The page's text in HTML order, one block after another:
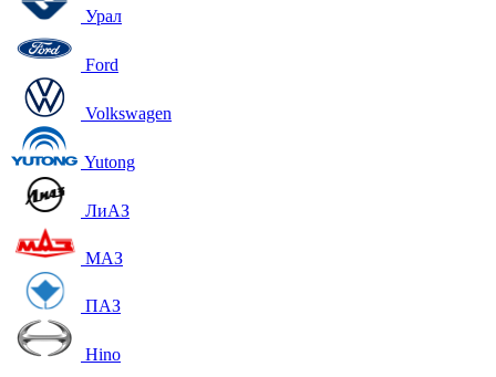
Урал
Ford
Volkswagen
Yutong
ЛиАЗ
МАЗ
ПАЗ
Hino